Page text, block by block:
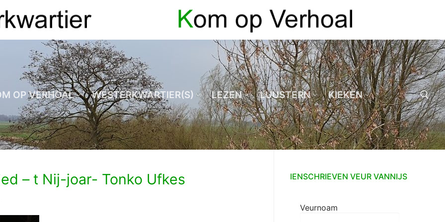
OP VERHOAL WESTERKWARTIER(S) LEZEN LUUSTERN KIEKEN
Zoeken naar:
– t Nij-joar- Tonko Ufkes IENSCHRIEVEN VEUR VANNIJS
Veurnoam